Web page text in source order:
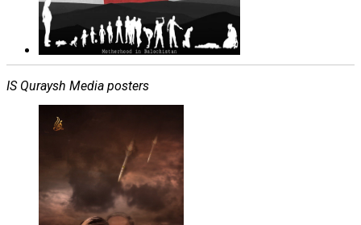
IS Quraysh Media posters